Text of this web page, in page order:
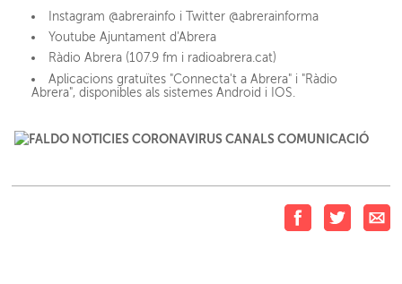
Instagram @abrerainfo i Twitter @abrerainforma
Youtube Ajuntament d'Abrera
Ràdio Abrera (107.9 fm i radioabrera.cat)
Aplicacions gratuïtes "Connecta't a Abrera" i "Ràdio
Abrera", disponibles als sistemes Android i IOS.